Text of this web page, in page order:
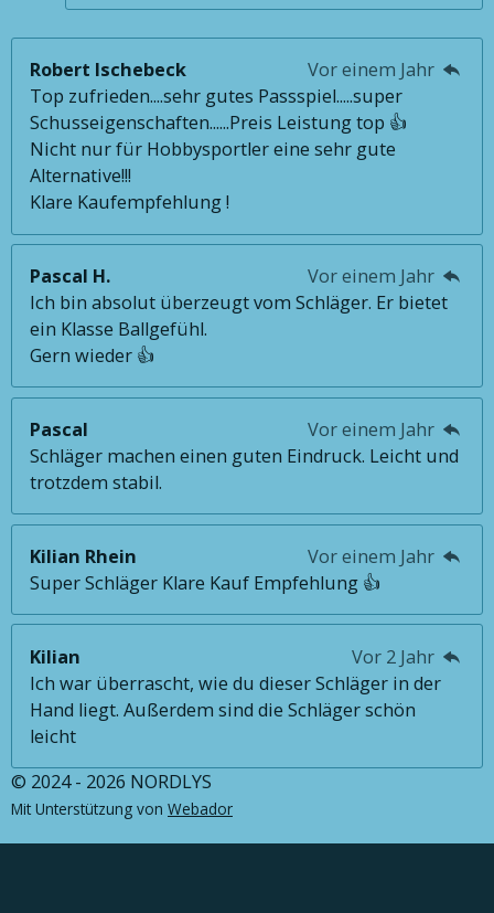
Robert Ischebeck
Vor einem Jahr
Top zufrieden....sehr gutes Passspiel.....super
Schusseigenschaften......Preis Leistung top 👍
Nicht nur für Hobbysportler eine sehr gute
Alternative!!!
Klare Kaufempfehlung !
Pascal H.
Vor einem Jahr
Ich bin absolut überzeugt vom Schläger. Er bietet
ein Klasse Ballgefühl.
Gern wieder 👍
Pascal
Vor einem Jahr
Schläger machen einen guten Eindruck. Leicht und
trotzdem stabil.
Kilian Rhein
Vor einem Jahr
Super Schläger Klare Kauf Empfehlung 👍
Kilian
Vor 2 Jahr
Ich war überrascht, wie du dieser Schläger in der
Hand liegt. Außerdem sind die Schläger schön
leicht
© 2024 - 2026 NORDLYS
Mit Unterstützung von Webador